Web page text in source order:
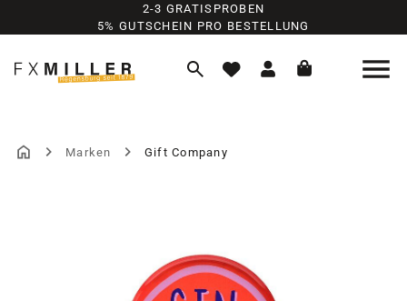
Zum Hauptinhalt springen
2-3 GRATISPROBEN
5% GUTSCHEIN PRO BESTELLUNG
Marken Gift Company